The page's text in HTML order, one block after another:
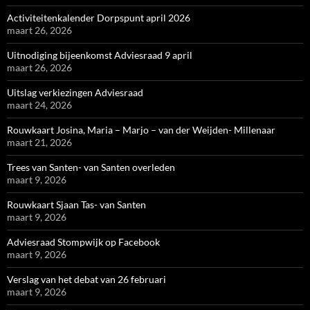
Activiteitenkalender Dorpspunt april 2026
maart 26, 2026
Uitnodiging bijeenkomst Adviesraad 9 april
maart 26, 2026
Uitslag verkiezingen Adviesraad
maart 24, 2026
Rouwkaart Josina, Maria – Marjo – van der Weijden- Millenaar
maart 21, 2026
Trees van Santen- van Santen overleden
maart 9, 2026
Rouwkaart Sjaan Tas- van Santen
maart 9, 2026
Adviesraad Stompwijk op Facebook
maart 9, 2026
Verslag van het debat van 26 februari
maart 9, 2026